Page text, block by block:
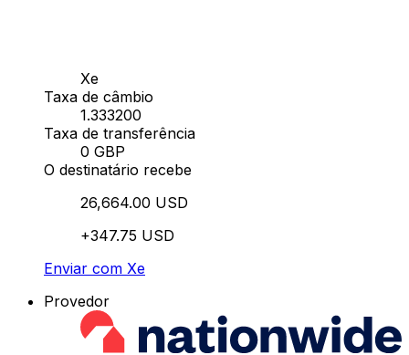
Xe
Taxa de câmbio
1.333200
Taxa de transferência
0 GBP
O destinatário recebe
26,664.00 USD
+347.75 USD
Enviar com Xe
Provedor